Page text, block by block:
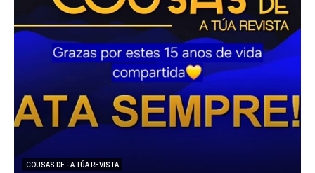
COUSAS DE - A TÚA REVISTA